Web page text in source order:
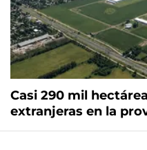
Casi 290 mil
extranjeras en la